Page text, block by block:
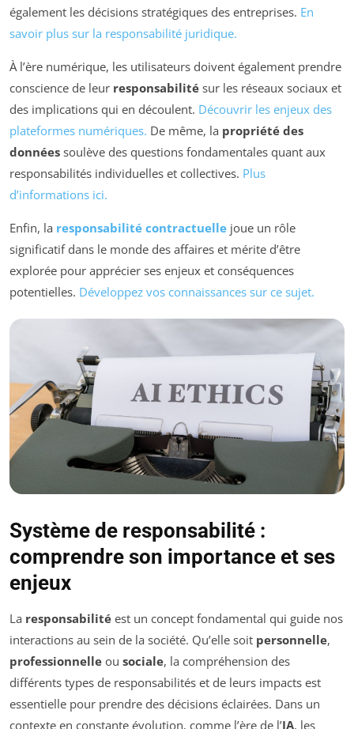
également les décisions stratégiques des entreprises. En
savoir plus sur la responsabilité juridique.
À l’ère numérique, les utilisateurs doivent également prendre
conscience de leur responsabilité sur les réseaux sociaux et
des implications qui en découlent. Découvrir les enjeux des
plateformes numériques. De même, la propriété des
données soulève des questions fondamentales quant aux
responsabilités individuelles et collectives. Plus
d’informations ici.
Enfin, la responsabilité contractuelle joue un rôle
significatif dans le monde des affaires et mérite d’être
explorée pour apprécier ses enjeux et conséquences
potentielles. Développez vos connaissances sur ce sujet.
Système de responsabilité :
comprendre son importance et ses
enjeux
La responsabilité est un concept fondamental qui guide nos
interactions au sein de la société. Qu’elle soit personnelle,
professionnelle ou sociale, la compréhension des
différents types de responsabilités et de leurs impacts est
essentielle pour prendre des décisions éclairées. Dans un
contexte en constante évolution, comme l’ère de l’IA, les